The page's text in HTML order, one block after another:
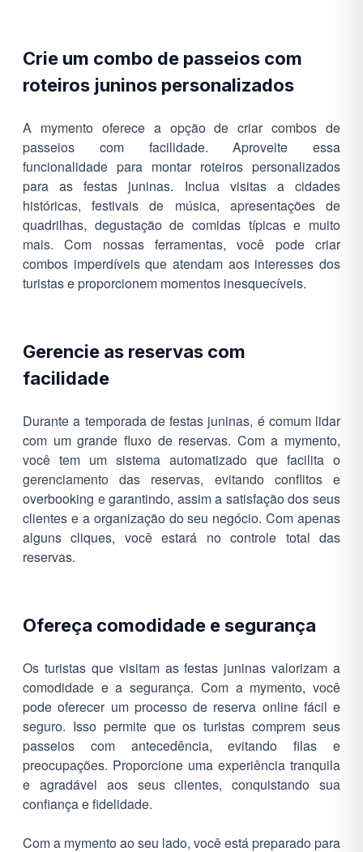
Crie um combo de passeios com
roteiros juninos personalizados
A mymento oferece a opção de criar combos de
passeios com facilidade. Aproveite essa
funcionalidade para montar roteiros personalizados
para as festas juninas. Inclua visitas a cidades
históricas, festivais de música, apresentações de
quadrilhas, degustação de comidas típicas e muito
mais. Com nossas ferramentas, você pode criar
combos imperdíveis que atendam aos interesses dos
turistas e proporcionem momentos inesquecíveis.
Gerencie as reservas com
facilidade
Durante a temporada de festas juninas, é comum lidar
com um grande fluxo de reservas. Com a mymento,
você tem um sistema automatizado que facilita o
gerenciamento das reservas, evitando conflitos e
overbooking e garantindo, assim a satisfação dos seus
clientes e a organização do seu negócio. Com apenas
alguns cliques, você estará no controle total das
reservas.
Ofereça comodidade e segurança
Os turistas que visitam as festas juninas valorizam a
comodidade e a segurança. Com a mymento, você
pode oferecer um processo de reserva online fácil e
seguro. Isso permite que os turistas comprem seus
passeios com antecedência, evitando filas e
preocupações. Proporcione uma experiência tranquila
e agradável aos seus clientes, conquistando sua
confiança e fidelidade.
Com a mymento ao seu lado, você está preparado para